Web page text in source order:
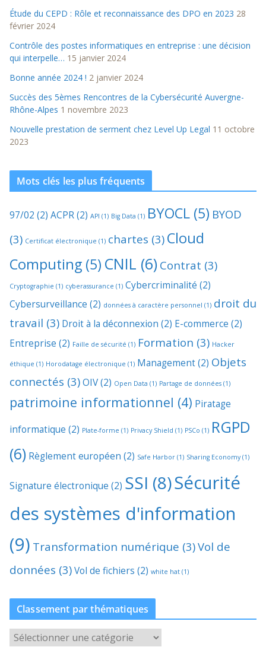
Étude du CEPD : Rôle et reconnaissance des DPO en 2023 28
février 2024
Contrôle des postes informatiques en entreprise : une décision
qui interpelle… 15 janvier 2024
Bonne année 2024 ! 2 janvier 2024
Succès des 5èmes Rencontres de la Cybersécurité Auvergne-
Rhône-Alpes 1 novembre 2023
Nouvelle prestation de serment chez Level Up Legal 11 octobre
2023
Mots clés les plus fréquents
97/02 (2) ACPR(2) API (1) Big Data (1) BYOCL (5) BYOD
(3) Certificat électronique (1) chartes (3) Cloud
Computing (5) CNIL (6) Contrat (3)
Cryptographie (1) cyberassurance (1) Cybercriminalité (2)
Cybersurveillance (2) données à caractère personnel (1) droit du
travail (3) Droit à la déconnexion (2) E-commerce (2)
Entreprise (2) Faille de sécurité (1) Formation (3) Hacker
éthique (1) Horodatage électronique (1) Management(2) Objets
connectés (3)OIV(2) Open Data (1) Partage de données (1)
patrimoine informationnel (4) Piratage
informatique (2) Plate-forme (1) Privacy Shield (1) PSCo (1) RGPD
(6) Règlement européen (2) Safe Harbor (1) Sharing Economy(1)
Signature électronique (2) SSI (8)Sécurité
des systèmes d'information
(9) Transformation numérique (3)Vol de
données (3)Vol de fichiers (2) white hat (1)
Classement par thématiques